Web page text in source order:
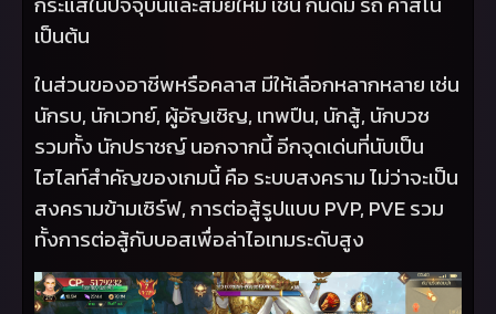
เป็นต้น
ในส่วนของอาชีพหรือคลาส มีให้เลือกหลากหลาย เช่น
นักรบ, นักเวทย์, ผู้อัญเชิญ, เทพปืน, นักสู้, นักบวช
รวมทั้ง นักปราชญ์ นอกจากนี้ อีกจุดเด่นที่นับเป็น
ไฮไลท์สำคัญของเกมนี้ คือ ระบบสงคราม ไม่ว่าจะเป็น
สงครามข้ามเซิร์ฟ,การต่อสู้รูปแบบ PVP, PVEรวม
ทั้งการต่อสู้กับบอสเพื่อล่าไอเทมระดับสูง